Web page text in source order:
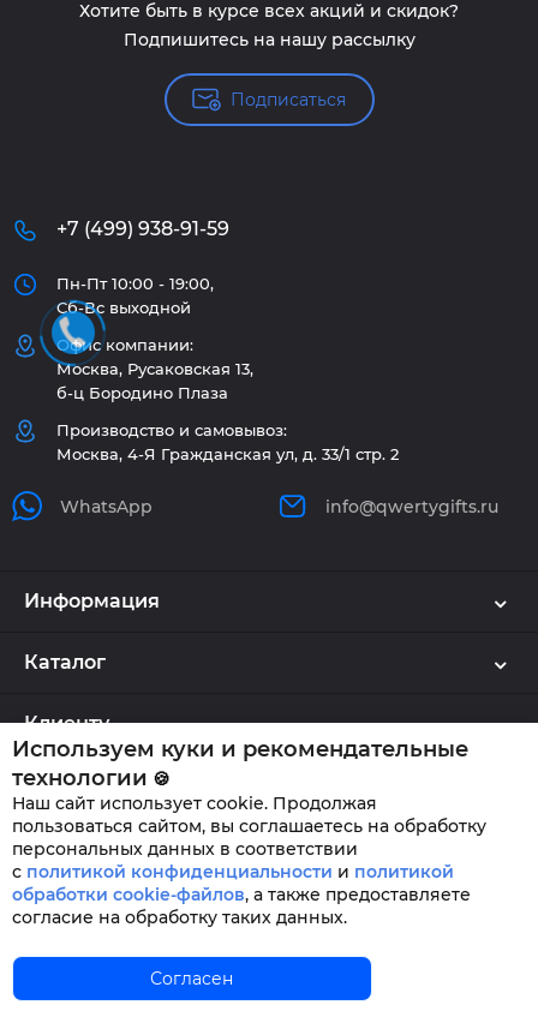
Хотите быть в курсе всех акций и скидок?
Подпишитесь на нашу рассылку
Подписаться
+7 (499) 938-91-59
Пн-Пт 10:00 - 19:00,
Сб-Вс выходной
Офис компании:
Москва, Русаковская 13,
б-ц Бородино Плаза
Производство и самовывоз:
Москва, 4-Я Гражданская ул, д. 33/1 стр. 2
WhatsApp info@qwertygifts.ru
Информация
Каталог
Клиенту
QWERTYGIFTS © 2026
Используем куки и рекомендательные
технологии 🍪
Наш сайт использует cookie. Продолжая
пользоваться сайтом, вы соглашаетесь на обработку
персональных данных в соответствии
с политикой конфиденциальности и политикой
обработки cookie-файлов, а также предоставляете
согласие на обработку таких данных.
Согласен